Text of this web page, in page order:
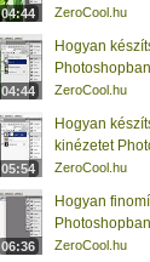
04:44 ZeroCool.hu
04:44
Hogyan
ZeroCool.hu
05:54
Hogyan
kinézetet
ZeroCool.hu
06:36
Hogyan
ZeroCool.hu